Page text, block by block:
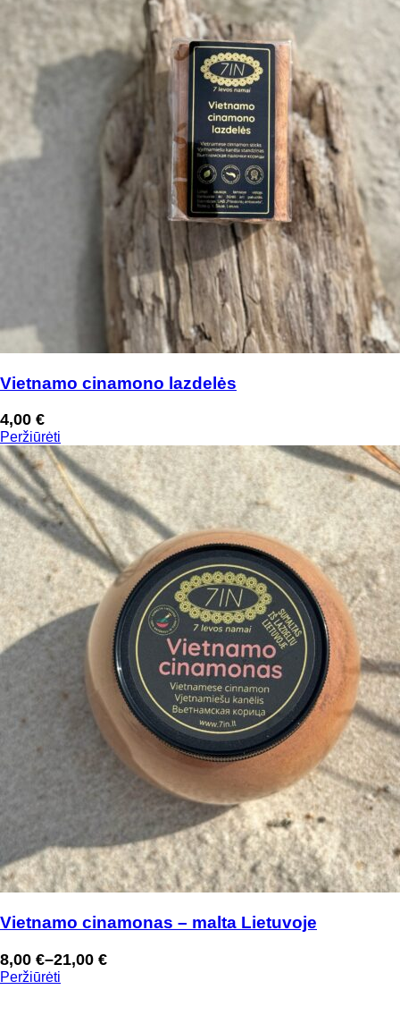
Vietnamo cinamono lazdelės
4,00 €
Peržiūrėti
Vietnamo cinamonas – malta Lietuvoje
8,00 €–21,00 €
Price
range:
Peržiūrėti